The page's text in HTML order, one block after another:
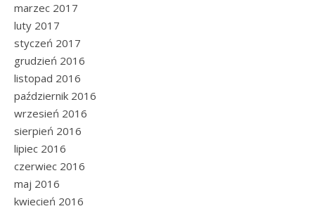
marzec 2017
luty 2017
styczeń 2017
grudzień 2016
listopad 2016
październik 2016
wrzesień 2016
sierpień 2016
lipiec 2016
czerwiec 2016
maj 2016
kwiecień 2016